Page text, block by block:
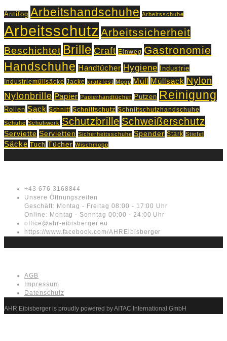
Antifog Arbeitshandschuhe Arbeitsschuhe
Arbeitsschutz Arbeitssicherheit
Beschichtet Brille Craft Einweg Gastronomie
Handschuhe Handtücher Hygiene Industrie
Industriemüllsäcke Jacke kratzfest Mopp Müll Müllsack Nylon
Nylonbrille Papier Papierhandtücher Putzen Reinigung
Rollen Sack Schnitt Schnittschutz Schnittschutzhandschuhe
Schuhe Schuhwerk Schutzbrille Schweißerschutz
Serviette Servietten Sicherheitsschuhe Spender Stark Stiefel
Säcke Tuch Tücher Wischmopp
+43 676 3168844
Unsere Öffnungszeiten
Geschäft: Montag - Freitag 08:00 - 17:00 Uhr
Online: Montag - Sonntag 00:00 - 24:00 Uhr
office@ahr-eibisberger.eu
https://www.facebook.com/AHREibisberger
AGB
Impressum
Datenschutz
AHR Eibisberger is proudly powered by AITAC International GmbH